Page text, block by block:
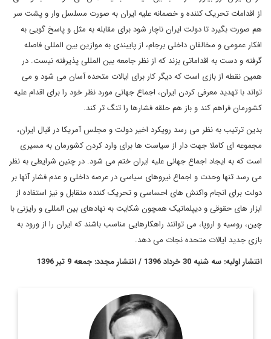
از اقدامات تحریک کننده و خصمانه علیه ایران به صورت مسلسل وار و پشت سر
هم صورت بگیرد تا دولت ایران ناچار شود برای مقابله به مثل و پاسخ گویی به
افکار عمومی و مخالفان داخلی برجام، از پایبندی به موازین بین المللی فاصله
گرفته و دست به اقداماتی بزند که از نظر جامعه بین المللی پذیرفته نیست. در
همین نقطه از بازی است که دیگر کار برای ایالات متحده آسان می شود و می
تواند با تهدید معرفی کردن ایران، اجماع جهانی مورد نظر خود را برای اقدام علیه
کشورمان فراهم کند و باز هم حلقه فشارها را تنگ تر کند.
بدین ترتیب به نظر می رسد رویکرد اخیر دولت و مجلس آمریکا در قبال ایران،
مجموعه ای کاملا جهت دار از سیاست ها برای وارد کردن کشورمان به مسیری
است که به ایجاد اجماع جهانی علیه ایران ختم می شود. در چنین شرایطی به نظر
می رسد تنها وحدت و اجماع نیروهای سیاسی در عرصه داخلی و عدم فشار آنها بر
دولت برای انجام واکنش های احساسی و تحریک کننده متقابل و نیز استفاده از
ابزار های حقوقی و دیپلماتیک همچون شکایت به نهادهای بین المللی و رایزنی با
چین، روسیه و اروپا، می توانند راهکارهایی مناسب باشند که ایران را از ورود به
بازی جدید ایالات متحده نجات می دهد.
انتشار اولیه: سه شنبه 30 خرداد 1396 / انتشار مجدد: جمعه 9 تیر 1396
دکتر محمد مهدی مظاهری، استاد دانشگاه، رئیس موسسه فرهنگی
اکو، عضو هیات امنای پژوهشگاه فرهنگ و هنر و ارتباطات، مشاور